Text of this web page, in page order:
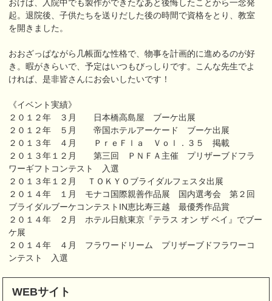
おけば、入院中でも製作ができたなあと後悔したことから一念発
起。退院後、子供たちを送りだした後の時間で資格をとり、教室
を開きました。
おおざっぱながら几帳面な性格で、物事を計画的に進めるのが好
き。暇がきらいで、予定はいつもびっしりです。こんな先生でよ
ければ、是非皆さんにお会いしたいです！
《イベント実績》
２０１２年 ３月 日本橋高島屋 ブーケ出展
２０１２年 ５月 帝国ホテルアーケード ブーケ出展
２０１３年 ４月 ＰｒｅＦｌａ Ｖｏｌ．３５ 掲載
２０１３年１２月 第三回 ＰＮＦＡ主催 プリザーブドフラ
ワーギフトコンテスト 入選
２０１３年１２月 ＴＯＫＹＯブライダルフェスタ出展
２０１４年 １月 モナコ国際親善作品展 国内選考会 第２回
ブライダルブーケコンテストIN恵比寿三越 最優秀作品賞
２０１４年 ２月 ホテル日航東京『テラス オン ザ ベイ』でブー
ケ展
２０１４年 ４月 フラワードリーム プリザーブドフラワーコ
ンテスト 入選
WEBサイト